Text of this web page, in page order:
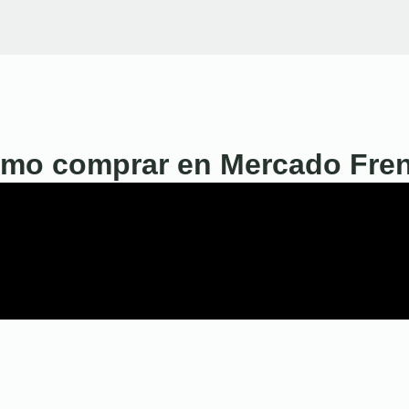
comprar en Mercado